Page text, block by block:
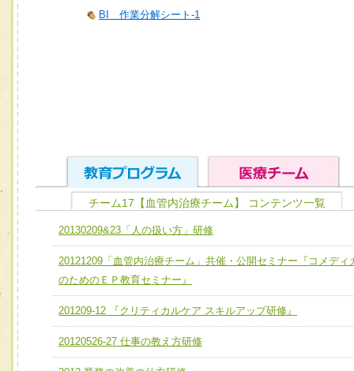
BI 作業分解シート-1
ユニット１ 医療人としての基礎能力
全人的医療を実践する医療人として、必要な基礎能力を身
ける
必要に応じて柔軟に医療チームを組織し、強調できる
ユニット３ 多職種連携力
他職種の視点とスキルを学び、相互理解と連携を深める
チーム01【病院内横断的問題解決チーム】
チーム02【地域医療連携推進による高度医療を必要とする
宅患者等支援チーム】
チーム17【血管内治療チーム】 コンテンツ一覧
20130209&23「人の扱い方」研修
20121209「血管内治療チーム」共催・公開セミナー『コメディ
のためのＥＰ教育セミナー』
201209-12 『クリティカルケア スキルアップ研修』
20120526-27 仕事の教え方研修